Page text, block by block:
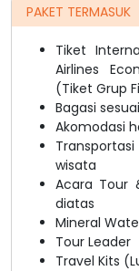
PAKET TERMASUK
Tiket
Airlines
(Tiket Grup
Bagasi
Akomodasi
wisata
Acara Tour
diatas
Mineral
Tour Leader
Travel Kits